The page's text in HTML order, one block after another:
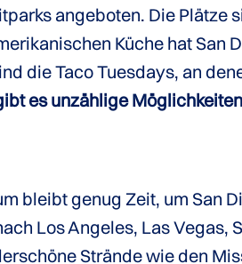
angeboten. Die Plätze
Küche hat San
die Taco Tuesdays, an
es unzählige
bleibt genug Zeit, um San
Los Angeles, Las Vegas,
Strände wie den